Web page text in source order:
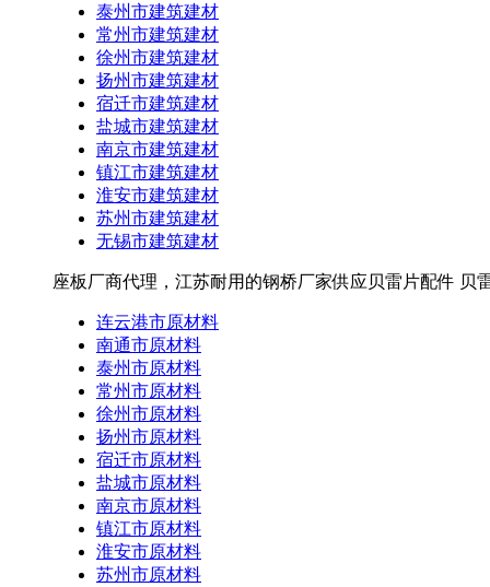
泰州市建筑建材
常州市建筑建材
徐州市建筑建材
扬州市建筑建材
宿迁市建筑建材
盐城市建筑建材
南京市建筑建材
镇江市建筑建材
淮安市建筑建材
苏州市建筑建材
无锡市建筑建材
座板厂商代理，江苏耐用的钢桥厂家供应贝雷片配件 贝
连云港市原材料
南通市原材料
泰州市原材料
常州市原材料
徐州市原材料
扬州市原材料
宿迁市原材料
盐城市原材料
南京市原材料
镇江市原材料
淮安市原材料
苏州市原材料